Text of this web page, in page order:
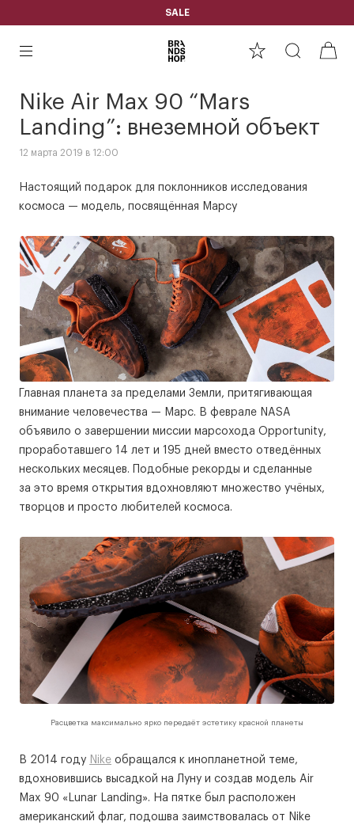
SALE
Nike Air Max 90 “Mars
Landing”: внеземной объект
12 марта 2019 в 12:00
Настоящий подарок для поклонников исследования
космоса — модель, посвящённая Марсу
Главная планета за пределами Земли, притягивающая
внимание человечества — Марс. В феврале NASA
объявило о завершении миссии марсохода Opportunity,
проработавшего 14 лет и 195 дней вместо отведённых
нескольких месяцев. Подобные рекорды и сделанные
за это время открытия вдохновляют множество учёных,
творцов и просто любителей космоса.
Расцветка максимально ярко передаёт эстетику красной планеты
В 2014 году Nike обращался к инопланетной теме,
вдохновившись высадкой на Луну и создав модель Air
Max 90 «Lunar Landing». На пятке был расположен
американский флаг, подошва заимствовалась от Nike